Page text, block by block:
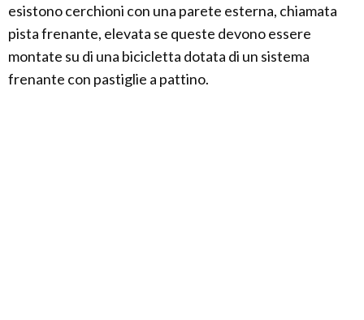
esistono cerchioni con una parete esterna, chiamata
pista frenante, elevata se queste devono essere
montate su di una bicicletta dotata di un sistema
frenante con pastiglie a pattino.